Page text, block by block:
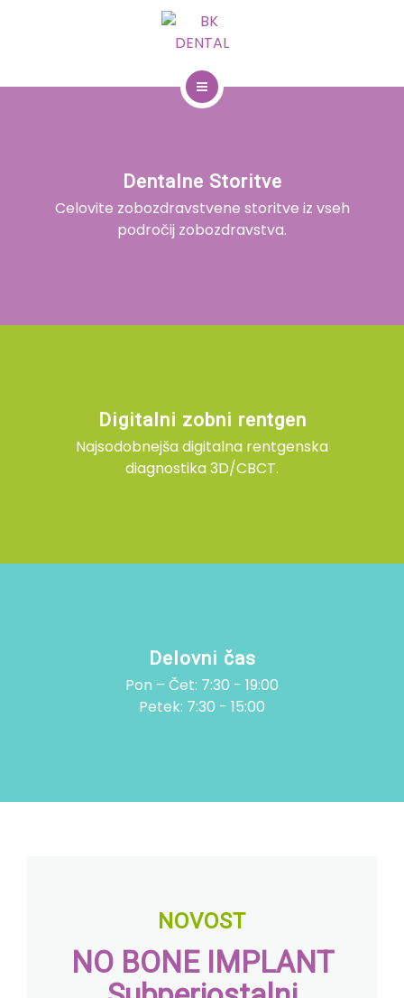
031 204 400
Zobni rentgen
Dentalne Storitve
Celovite zobozdravstvene storitve iz vseh
področij zobozdravstva.
Digitalni zobni rentgen
Najsodobnejša digitalna rentgenska
diagnostika 3D/CBCT.
Delovni čas
Pon – Čet: 7:30 - 19:00
Petek: 7:30 - 15:00
NOVOST
NO BONE IMPLANT